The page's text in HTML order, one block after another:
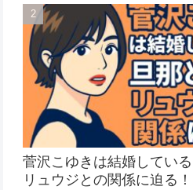
菅沢こゆきは結婚してい
リュウジとの関係に迫る！